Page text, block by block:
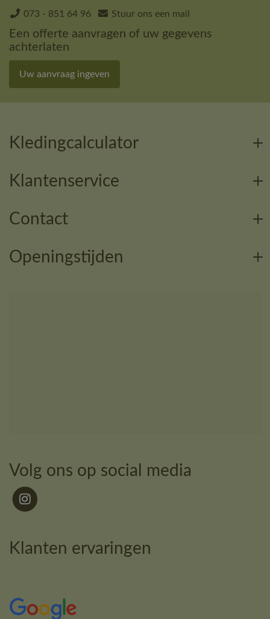
073 - 851 64 96 Stuur ons een mail
Een offerte aanvragen of uw gegevens
achterlaten
Uw aanvraag ingeven
Kledingcalculator
Klantenservice
Contact
Openingstijden
Volg ons op social media
Klanten ervaringen